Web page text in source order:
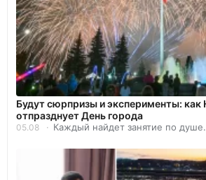
Будут сюрпризы и эксперименты: как
отпразднует День города
05.08 Каждый найдет занятие по душе.